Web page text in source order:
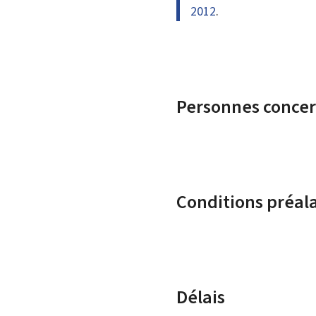
2012.
Personnes
Conditions
Délais